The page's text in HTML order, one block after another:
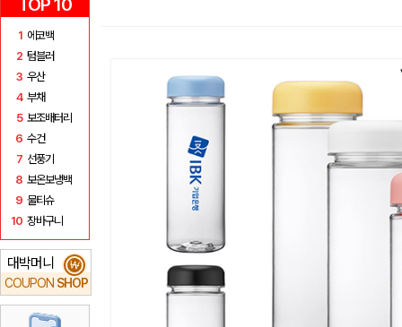
TOP 10
1 에코백
2 텀블러
3 우산
4 부채
5 보조배터리
6 수건
7 선풍기
8 보온보냉백
9 물티슈
10 장바구니
대박머니
COUPON SHOP
₩